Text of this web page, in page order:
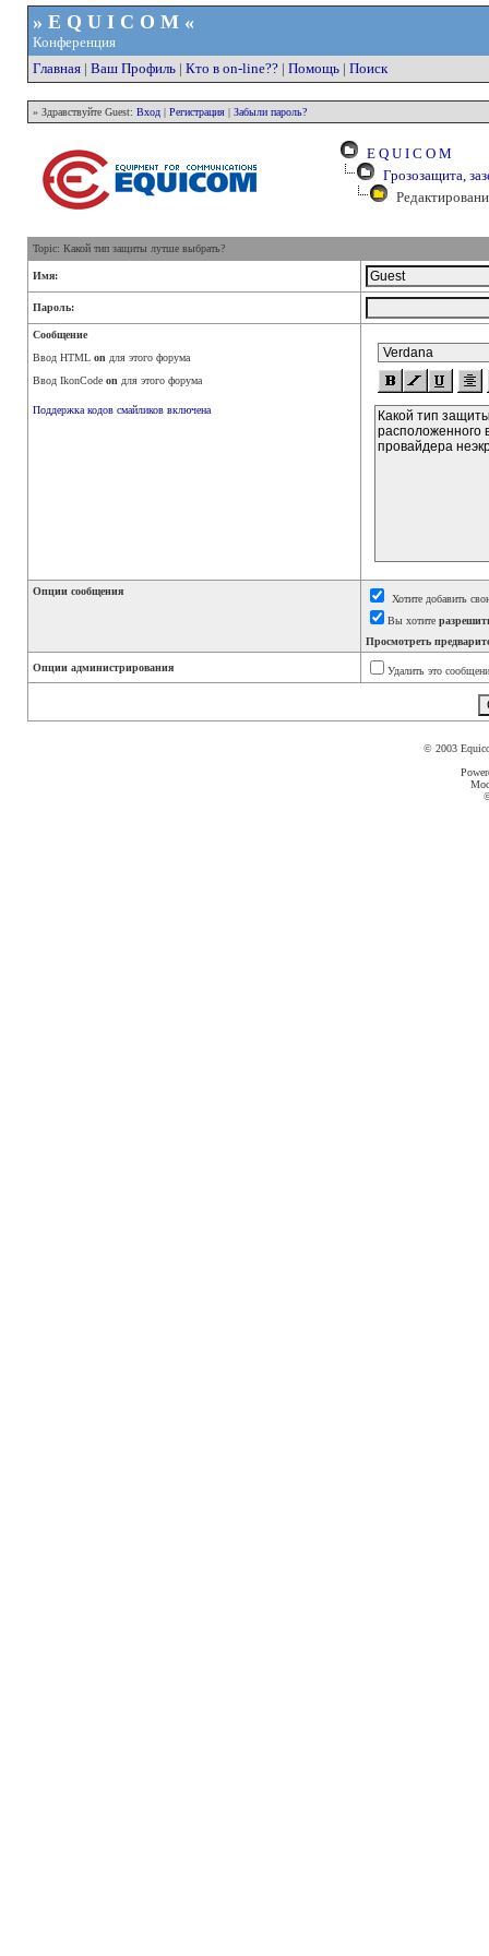
» E Q U I C O M «
Конференция
Главная| Ваш Профиль| Кто в on-line??| Помощь| Поиск
» Здравствуйте Guest: Вход| Регистрация| Забыли пароль?
E Q U I C O M
Грозозащита,
Topic: Какой тип защиты лутше выбрать?
Имя:
Пароль:
Сообщение
Ввод HTML on для этого форума
Ввод IkonCode on для этого форума
Поддержка кодов смайликов включена
Опции сообщения
Хотите добавить
Вы хотите
Просмотреть
Опции администрирования Удалить это
© 2003